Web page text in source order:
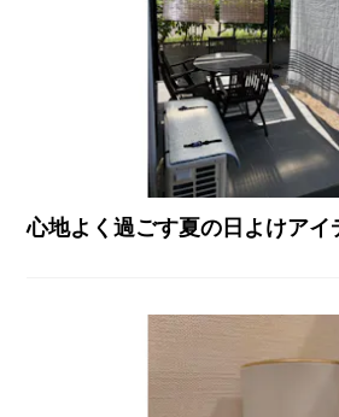
心地よく過ごす夏の日よけアイ